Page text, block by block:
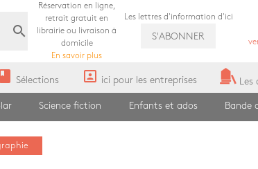
search
Réservation en ligne,
retrait gratuit en
librairie ou livraison à
domicile
En savoir plus
Les lettres d'information d'ici
S'ABONNER
book Sélections portrait ici pour les entreprises
Science fiction Enfants et ados Bande